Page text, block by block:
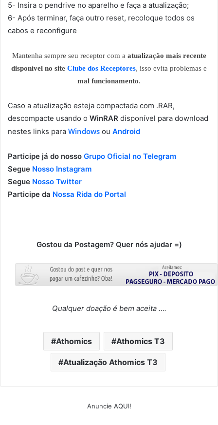
5- Insira o pendrive no aparelho e faça a atualização;
6- Após terminar, faça outro reset, recoloque todos os
cabos e reconfigure
Mantenha sempre seu receptor com a atualização mais recente
disponível no site Clube dos Receptores, isso evita problemas e
mal funcionamento.
Caso a atualização esteja compactada com .RAR,
descompacte usando o WinRAR disponível para download
nestes links para Windows ou Android
Participe já do nosso Grupo Oficial no Telegram
Segue Nosso Instagram
Segue Nosso Twitter
Participe da Nossa Rida do Portal
Gostou da Postagem? Quer nós ajudar =)
Qualquer doação é bem aceita ….
Athomics Athomics T3
Atualização Athomics T3
Anuncie AQUI!